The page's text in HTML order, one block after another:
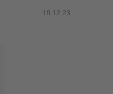
19.12.23